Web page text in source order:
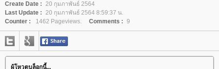
Create Date : 20 กุมภาพันธ์ 2564
Last Update : 20 กุมภาพันธ์ 2564 8:59:37 น.
Counter :
1462 Pageviews. Comments : 9
ผู้โหวตบล็อกนี้...